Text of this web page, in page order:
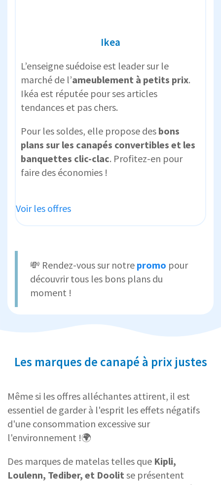
Ikea
L’enseigne suédoise est leader sur le
marché de l’ameublement à petits prix.
Ikéa est réputée pour ses articles
tendances et pas chers.
Pour les soldes, elle propose des bons
plans sur les canapés convertibles et les
banquettes clic-clac. Profitez-en pour
faire des économies !
Voir les offres
💸 Rendez-vous sur notre promo pour
découvrir tous les bons plans du
moment !
Les marques de canapé à prix justes
Même si les offres alléchantes attirent, il est
essentiel de garder à l'esprit les effets négatifs
d'une consommation excessive sur
l'environnement !🌍
Des marques de matelas telles que Kipli,
Loulenn, Tediber, et Doolit se présentent